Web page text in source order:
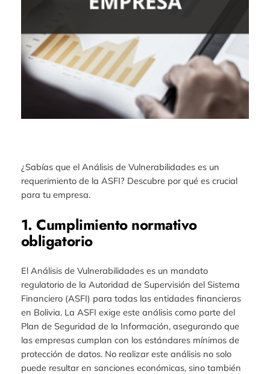
¿Sabías que el Análisis de Vulnerabilidades es un
requerimiento de la ASFI? Descubre por qué es crucial
para tu empresa.
1. Cumplimiento normativo
obligatorio
El Análisis de Vulnerabilidades es un mandato
regulatorio de la Autoridad de Supervisión del Sistema
Financiero (ASFI) para todas las entidades financieras
en Bolivia. La ASFI exige este análisis como parte del
Plan de Seguridad de la Información, asegurando que
las empresas cumplan con los estándares mínimos de
protección de datos. No realizar este análisis no solo
puede resultar en sanciones económicas, sino también